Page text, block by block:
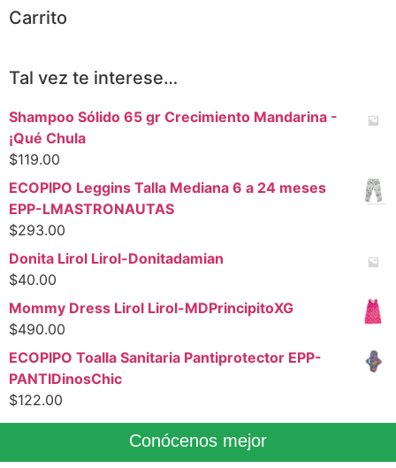
Carrito
Tal vez te interese…
Shampoo Sólido 65 gr Crecimiento Mandarina -
¡Qué Chula
$119.00
ECOPIPO Leggins Talla Mediana 6 a 24 meses
EPP-LMASTRONAUTAS
$293.00
Donita Lirol Lirol-Donitadamian
$40.00
Mommy Dress Lirol Lirol-MDPrincipitoXG
$490.00
ECOPIPO Toalla Sanitaria Pantiprotector EPP-
PANTIDinosChic
$122.00
Conócenos mejor